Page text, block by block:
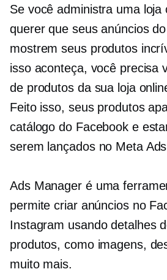
Se você administra uma loja
querer que seus anúncios
mostrem seus produtos
isso aconteça, você precisa
de produtos da sua loja
Feito isso, seus produtos
catálogo do Facebook e
serem lançados no Meta
Ads Manager é uma
permite criar anúncios no
Instagram usando detalhes
produtos, como imagens,
muito mais.